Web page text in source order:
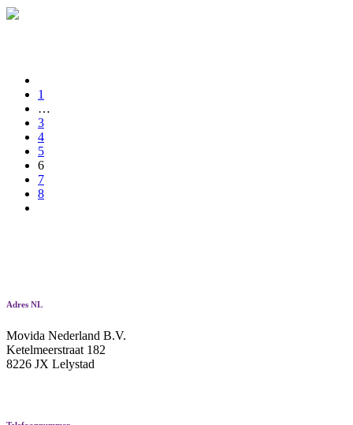
1
…
3
4
5
6
7
8
Adres NL
Movida Nederland B.V.
Ketelmeerstraat 182
8226 JX Lelystad